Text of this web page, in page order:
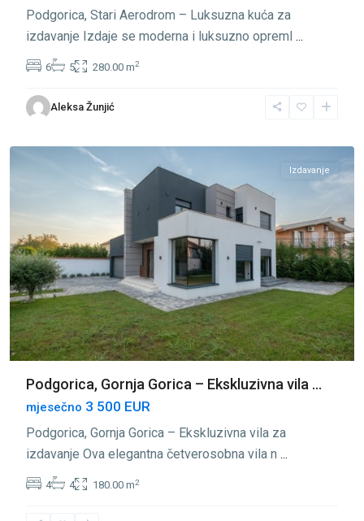
Podgorica, Stari Aerodrom – Luksuzna kuća za
izdavanje Izdaje se moderna i luksuzno opreml ...
6 5 280.00 m2
Aleksa Žunjić
Gornja
Gorica,
Izdavanje
Podgorica, Gornja Gorica – Ekskluzivna vila ...
mjesečno 3 500 EUR
Podgorica, Gornja Gorica – Ekskluzivna vila za
izdavanje Ova elegantna četverosobna vila n ...
4 4 180.00 m2